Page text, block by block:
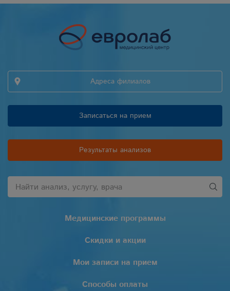
Адреса филиалов
Записаться на прием
Результаты анализов
Медицинские программы
Скидки и акции
Мои записи на прием
Способы оплаты